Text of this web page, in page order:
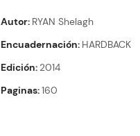
Autor RYAN Shelagh
Encuadernación HARDBACK
Edición 2014
Paginas 160